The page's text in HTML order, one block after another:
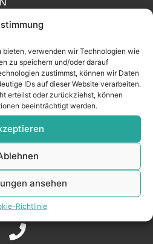
bieten, verwenden wir Technologien wie
zu speichern und/oder darauf
zustimmst, können wir Daten
IDs auf dieser Website verarbeiten.
erteilst oder zurückziehst, können
beeinträchtigt werden.
ansehen
Richtlinie
Widerrufsrecht
Speicherstraße 5
Frankfurt